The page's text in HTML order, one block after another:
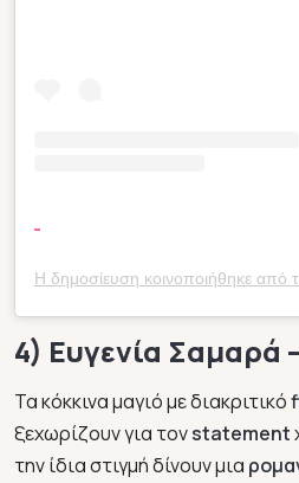
4) Ευγενία Σαμαρά
Τα κόκκινα μαγιό με διακριτικό
ξεχωρίζουν για τονstatement
την ίδια στιγμή δίνουν μια